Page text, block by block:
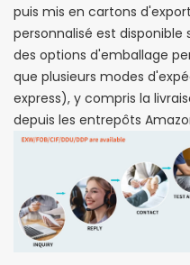
puis mis en cartons
personnalisé est disponible
des options d'emballage
que plusieurs modes
express), y compris la
depuis les entrepôts